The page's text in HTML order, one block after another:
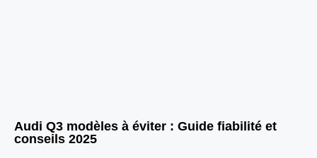
Audi Q3 modèles à éviter : Guide fiabilité et
conseils 2025